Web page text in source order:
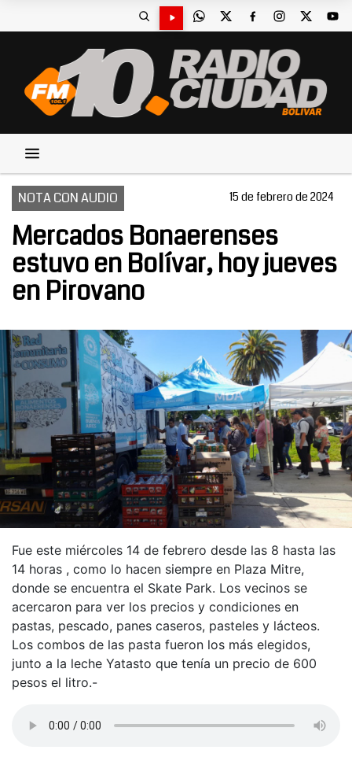
NOTA CON AUDIO 15 de febrero de 2024
Mercados Bonaerenses
estuvo en Bolívar, hoy jueves
en Pirovano
Fue este miércoles 14 de febrero desde las 8 hasta las
14 horas , como lo hacen siempre en Plaza Mitre,
donde se encuentra el Skate Park. Los vecinos se
acercaron para ver los precios y condiciones en
pastas, pescado, panes caseros, pasteles y lácteos.
Los combos de las pasta fueron los más elegidos,
junto a la leche Yatasto que tenía un precio de 600
pesos el litro.-